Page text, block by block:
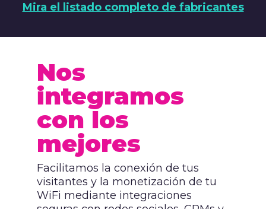
Mira el listado completo de fabricantes
Nos
integramos
con los
mejores
Facilitamos la conexión de tus
visitantes y la monetización de tu
WiFi mediante integraciones